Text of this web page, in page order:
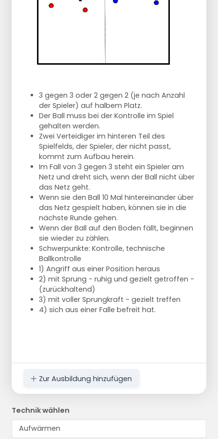
3 gegen 3 oder 2 gegen 2 (je nach Anzahl
der Spieler) auf halbem Platz.
Der Ball muss bei der Kontrolle im Spiel
gehalten werden.
Zwei Verteidiger im hinteren Teil des
Spielfelds, der Spieler, der nicht passt,
kommt zum Aufbau herein.
Im Fall von 3 gegen 3 steht ein Spieler am
Netz und dreht sich, wenn der Ball nicht über
das Netz geht.
Wenn sie den Ball 10 Mal hintereinander über
das Netz gespielt haben, können sie in die
nächste Runde gehen.
Wenn der Ball auf den Boden fällt, beginnen
sie wieder zu zählen.
Schwerpunkte: Kontrolle, technische
Ballkontrolle
1) Angriff aus einer Position heraus
2) mit Sprung - ruhig und gezielt getroffen -
(zurückhaltend)
3) mit voller Sprungkraft - gezielt treffen
4) sich aus einer Falle befreit hat.
Zur Ausbildung hinzufügen
Technik wählen